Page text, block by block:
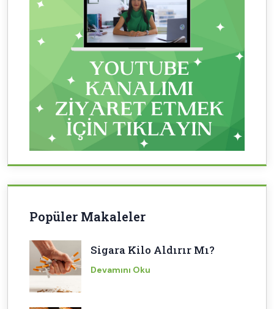
Popüler Makaleler
Sigara Kilo Aldırır Mı?
Devamını Oku